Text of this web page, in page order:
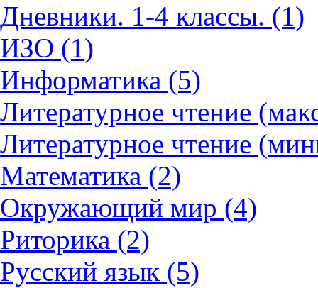
Дневники. 1-4 классы. (1)
ИЗО (1)
Информатика (5)
Литературное чтение
Литературное чтение
Математика (2)
Окружающий мир (4)
Риторика (2)
Русский язык (5)